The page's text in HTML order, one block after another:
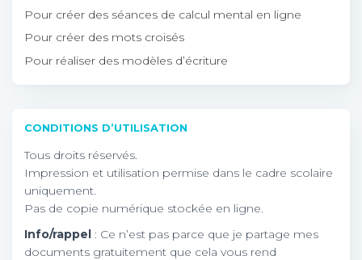
Pour créer des séances de calcul mental en ligne
Pour créer des mots croisés
Pour réaliser des modèles d’écriture
CONDITIONS D’UTILISATION
Tous droits réservés.
Impression et utilisation permise dans le cadre scolaire
uniquement.
Pas de copie numérique stockée en ligne.
Info/rappel : Ce n’est pas parce que je partage mes
documents gratuitement que cela vous rend